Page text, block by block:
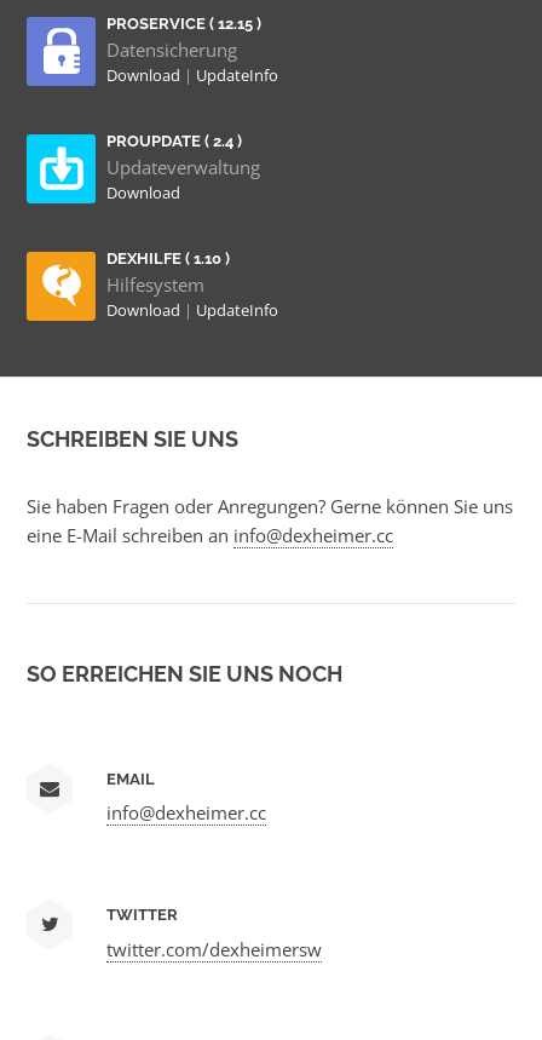
PROSERVICE ( 12.15 )
Datensicherung
Download | UpdateInfo
PROUPDATE ( 2.4 )
Updateverwaltung
Download
DEXHILFE ( 1.10 )
Hilfesystem
Download | UpdateInfo
SCHREIBEN SIE UNS
Sie haben Fragen oder Anregungen? Gerne können Sie uns
eine E-Mail schreiben an info@dexheimer.cc
SO ERREICHEN SIE UNS NOCH
EMAIL
info@dexheimer.cc
TWITTER
twitter.com/dexheimersw